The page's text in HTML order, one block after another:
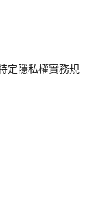
定隱私權實務規